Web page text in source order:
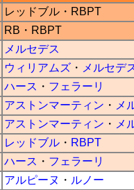
レッドブル ・ RBPT
RB ・ RBPT
メルセデス
ウィリアムズ ・ メルセデ
ハース ・ フェラーリ
アストンマーティン ・ メ
アストンマーティン ・ メ
レッドブル ・ RBPT
ハース ・ フェラーリ
アルピーヌ ・ ルノー